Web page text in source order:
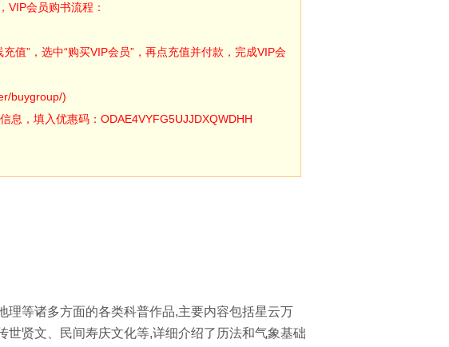
，VIP会员购书流程：
值”，选中“购买VIP会员”，再点充值并付款，完成VIP会
buygroup/)
息，填入优惠码：ODAE4VYFG5UJJDXQWDHH
等诸多方面的各类科普作品,主要内容包括星云万
贤文、民间寿庆文化等,详细介绍了历法和气象基础